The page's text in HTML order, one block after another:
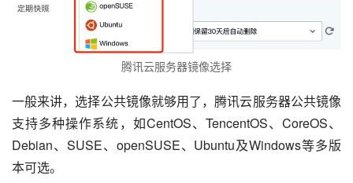
腾讯云服务器镜像选择
一般来讲，选择公共镜像就够用了，腾讯云服务器公共镜像
支持多种操作系统，如CentOS、TencentOS、CoreOS、
Debian、SUSE、openSUSE、Ubuntu及Windows等多版
本可选。